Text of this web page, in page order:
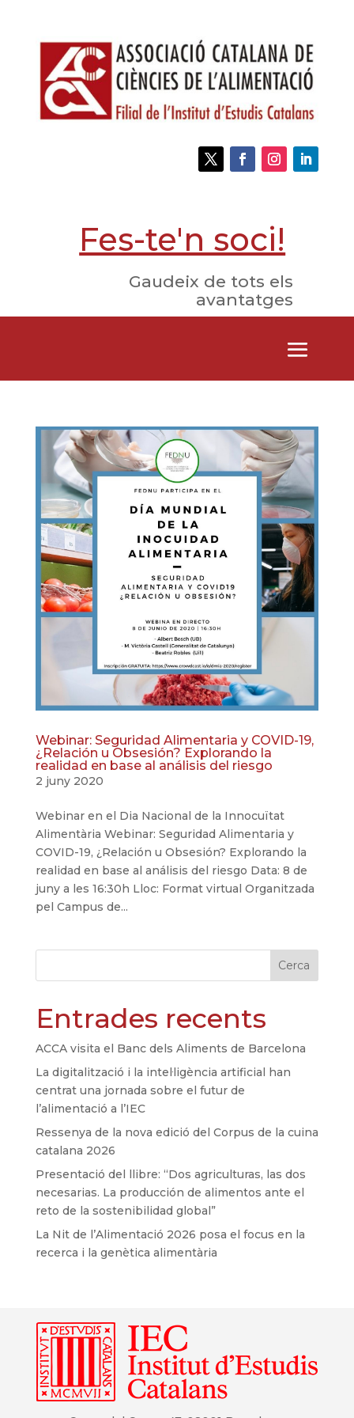
Fes-te'n soci!
Gaudeix de tots els
avantatges
Webinar: Seguridad Alimentaria y COVID-19,
¿Relación u Obsesión? Explorando la
realidad en base al análisis del riesgo
2 juny 2020
Webinar en el Dia Nacional de la Innocuïtat
Alimentària Webinar: Seguridad Alimentaria y
COVID-19, ¿Relación u Obsesión? Explorando la
realidad en base al análisis del riesgo Data: 8 de
juny a les 16:30h Lloc: Format virtual Organitzada
pel Campus de...
Cerca
Entrades recents
ACCA visita el Banc dels Aliments de Barcelona
La digitalització i la intel·ligència artificial han
centrat una jornada sobre el futur de
l’alimentació a l’IEC
Ressenya de la nova edició del Corpus de la cuina
catalana 2026
Presentació del llibre: “Dos agriculturas, las dos
necesarias. La producción de alimentos ante el
reto de la sostenibilidad global”
La Nit de l’Alimentació 2026 posa el focus en la
recerca i la genètica alimentària